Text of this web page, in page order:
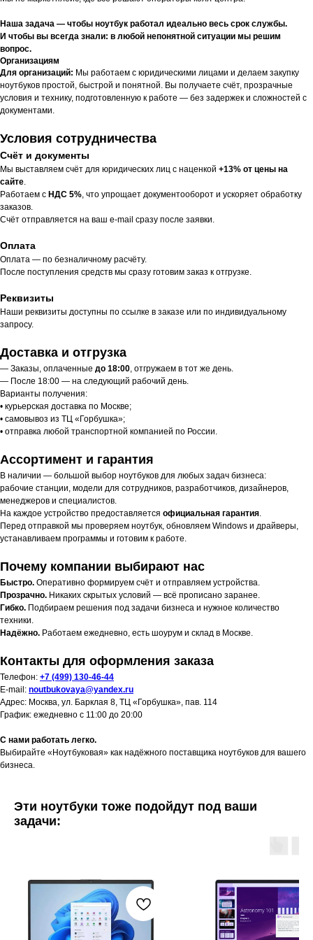
Наша задача — чтобы ноутбук работал идеально весь срок службы.
И чтобы вы всегда знали: в любой непонятной ситуации мы решим
вопрос.
Организациям
Для организаций: Мы работаем с юридическими лицами и делаем закупку
ноутбуков простой, быстрой и понятной. Вы получаете счёт, прозрачные
условия и технику, подготовленную к работе — без задержек и сложностей с
документами.
Условия сотрудничества
Счёт и документы
Мы выставляем счёт для юридических лиц с наценкой +13% от цены на
сайте.
Работаем с НДС 5%, что упрощает документооборот и ускоряет обработку
заказов.
Счёт отправляется на ваш e-mail сразу после заявки.
Оплата
Оплата — по безналичному расчёту.
После поступления средств мы сразу готовим заказ к отгрузке.
Реквизиты
Наши реквизиты доступны по ссылке в заказе или по индивидуальному
запросу.
Доставка и отгрузка
— Заказы, оплаченные до 18:00, отгружаем в тот же день.
— После 18:00 — на следующий рабочий день.
Варианты получения:
• курьерская доставка по Москве;
• самовывоз из ТЦ «Горбушка»;
• отправка любой транспортной компанией по России.
Ассортимент и гарантия
В наличии — большой выбор ноутбуков для любых задач бизнеса:
рабочие станции, модели для сотрудников, разработчиков, дизайнеров,
менеджеров и специалистов.
На каждое устройство предоставляется официальная гарантия.
Перед отправкой мы проверяем ноутбук, обновляем Windows и драйверы,
устанавливаем программы и готовим к работе.
Почему компании выбирают нас
Быстро. Оперативно формируем счёт и отправляем устройства.
Прозрачно. Никаких скрытых условий — всё прописано заранее.
Гибко. Подбираем решения под задачи бизнеса и нужное количество
техники.
Надёжно. Работаем ежедневно, есть шоурум и склад в Москве.
Контакты для оформления заказа
Телефон: +7 (499) 130-46-44
E-mail: noutbukovaya@yandex.ru
Адрес: Москва, ул. Барклая 8, ТЦ «Горбушка», пав. 114
График: ежедневно с 11:00 до 20:00
С нами работать легко.
Выбирайте «Ноутбуковая» как надёжного поставщика ноутбуков для вашего
бизнеса.
Эти ноутбуки тоже подойдут под ваши
задачи: